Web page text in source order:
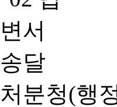
처분청(행